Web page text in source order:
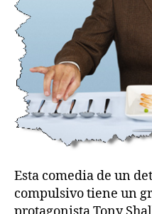
Esta comedia de un
compulsivo tiene un